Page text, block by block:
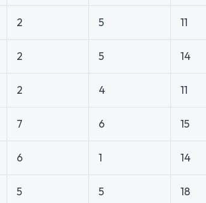
2 5 11
2 5 14
2 4 11
7 6 15
6 1 14
5 5 18